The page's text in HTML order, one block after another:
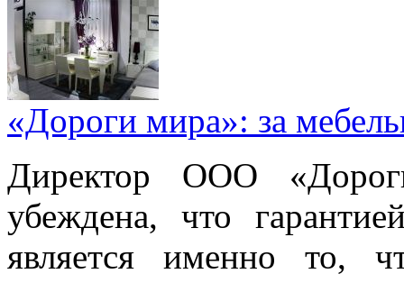
«Дороги мира»: за
Директор ООО
убеждена, что
является именно то,